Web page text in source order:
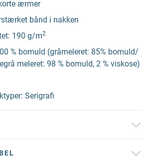
ærmer
bånd i nakken
190 g/m2
% bomuld (gråmeleret: 85% bomuld/
meleret: 98 % bomuld, 2 % viskose)
Serigrafi